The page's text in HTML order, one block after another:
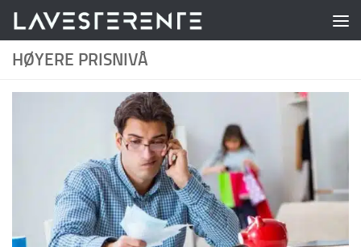
Skip to content
HØYERE PRISNIVÅ